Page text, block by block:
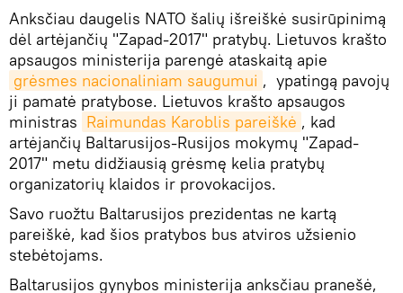
Anksčiau daugelis NATO šalių išreiškė susirūpinimą
dėl artėjančių "Zapad-2017" pratybų. Lietuvos krašto
apsaugos ministerija parengė ataskaitą apie
grėsmes nacionaliniam saugumui , ypatingą pavojų
ji pamatė pratybose. Lietuvos krašto apsaugos
ministras Raimundas Karoblis pareiškė , kad
artėjančių Baltarusijos-Rusijos mokymų "Zapad-
2017" metu didžiausią grėsmę kelia pratybų
organizatorių klaidos ir provokacijos.
Savo ruožtu Baltarusijos prezidentas ne kartą
pareiškė, kad šios pratybos bus atviros užsienio
stebėtojams.
Baltarusijos gynybos ministerija anksčiau pranešė,